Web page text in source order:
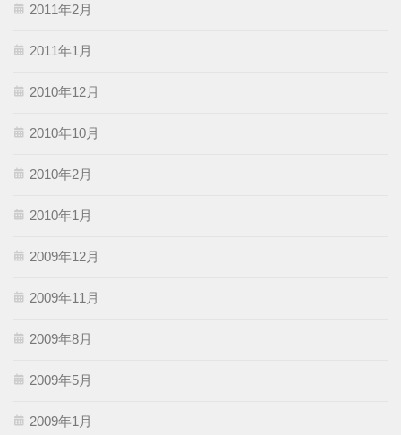
2011年2月
2011年1月
2010年12月
2010年10月
2010年2月
2010年1月
2009年12月
2009年11月
2009年8月
2009年5月
2009年1月